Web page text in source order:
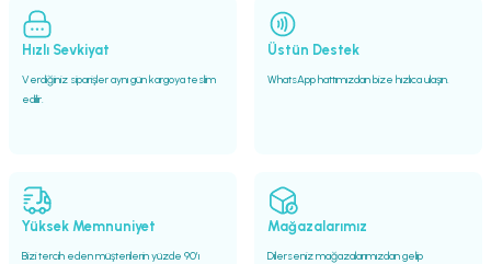
Hızlı Sevkiyat
Verdiğiniz siparişler aynı gün kargoya teslim
edilir.
Üstün Destek
WhatsApp hattımızdan bize hızlıca ulaşın.
Yüksek Memnuniyet
Bizi tercih eden müşterilerin yüzde 90’ı
Mağazalarımız
Dilerseniz mağazalarımızdan gelip